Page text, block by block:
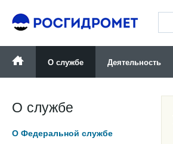
О службе Деятельность
О службе
О Федеральной службе